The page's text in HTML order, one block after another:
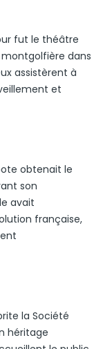
fut le théâtre
dans
assistèrent à
et
obtenait le
son
avait
française,
la Société
héritage